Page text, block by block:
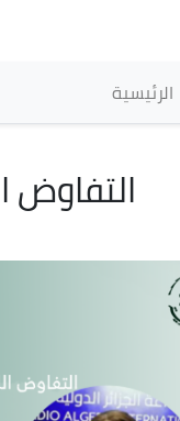
الرئيسية
التفاوض